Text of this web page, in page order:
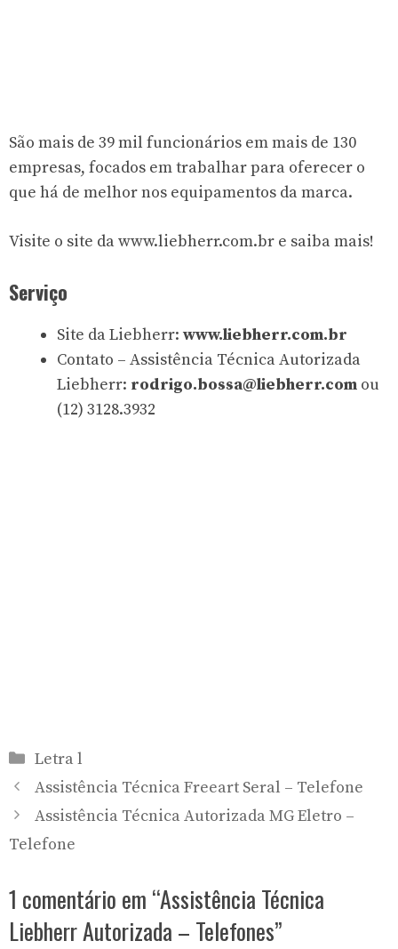
São mais de 39 mil funcionários em mais de 130
empresas, focados em trabalhar para oferecer o
que há de melhor nos equipamentos da marca.
Visite o site da www.liebherr.com.br e saiba mais!
Serviço
Site da Liebherr: www.liebherr.com.br
Contato – Assistência Técnica Autorizada
Liebherr: rodrigo.bossa@liebherr.com ou
(12) 3128.3932
Categorias
Letra l
Assistência Técnica Freeart Seral – Telefone
Assistência Técnica Autorizada MG Eletro –
Telefone
1 comentário em “Assistência Técnica
Liebherr Autorizada – Telefones”